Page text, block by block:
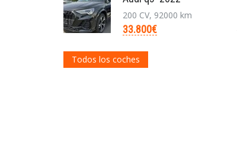
200 CV, 92000 km
33.800€
Todos los coches